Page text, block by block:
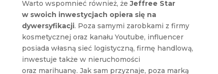
Warto wspomnieć również, żeJeffree Star
w swoich inwestycjach opiera się na
dywersyfikacji. Poza samymi zarobkami z firmy
kosmetycznej oraz kanału Youtube, influencer
posiada własną sieć logistyczną, firmę handlową,
inwestuje także w nieruchomości
oraz marihuanę. Jak sam przyznaje, poza marką